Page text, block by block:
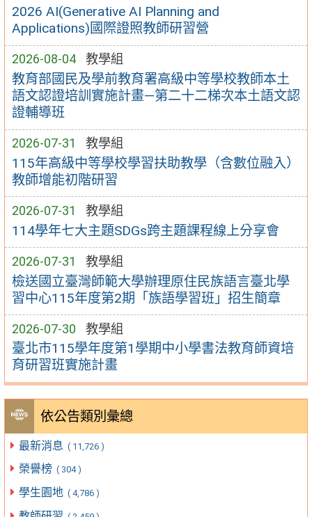
2026 AI(Generative AI Planning and
Applications)國際證照教師研習營
2026-08-04 教學組
教育部國民及學前教育署高級中等學校教師本土
語文認證培訓實施計畫—第二十二梯次本土語文認
證輔導班
2026-07-31 教學組
115年高級中等學校學習扶助教學（含數位融入）
教師增能初階研習
2026-07-31 教學組
114學年七大主題SDGs跨主題課程線上分享會
2026-07-31 教學組
檢送國立臺灣師範大學辦理原住民族語言臺北學
習中心115年度第2期「族語學習班」招生簡章
2026-07-30 教學組
臺北市115學年度第1學期中小學書法教育師資培
育研習班實施計畫
依公告類別彙總
最新消息 ( 11,726 )
榮譽榜 ( 304 )
學生園地 ( 4,786 )